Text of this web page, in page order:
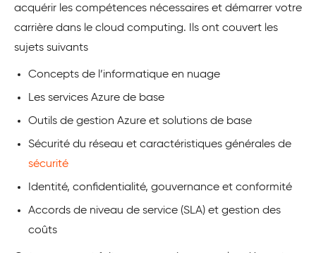
acquérir les compétences nécessaires et démarrer votre
carrière dans le cloud computing. Ils ont couvert les
sujets suivants
Concepts de l’informatique en nuage
Les services Azure de base
Outils de gestion Azure et solutions de base
Sécurité du réseau et caractéristiques générales de
sécurité
Identité, confidentialité, gouvernance et conformité
Accords de niveau de service (SLA) et gestion des
coûts